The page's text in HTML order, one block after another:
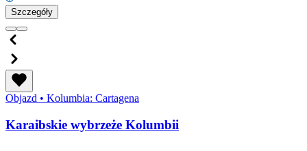
Szczegóły
Objazd • Kolumbia: Cartagena
Karaibskie wybrzeże Kolumbii